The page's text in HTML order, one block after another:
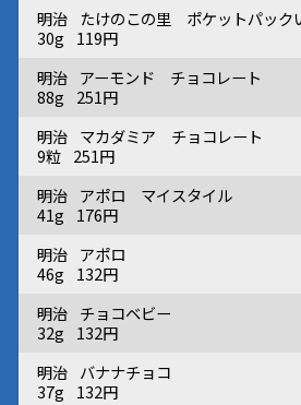
明治 たけのこの里 ポケットパック
30g
119円
明治 アーモンド チョコレート
88g
251円
明治 マカダミア チョコレート
9粒 251円
明治 アポロ マイスタイル
41g
176円
明治 アポロ
46g
132円
明治 チョコベビー
32g
132円
明治 バナナチョコ
37g
132円